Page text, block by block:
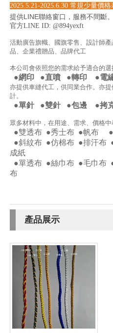
2025.5.21-2025.6.30 常規少量價格
提供LINE聯絡窗口，服務不間斷。
官方LINE ID: @894yexft
活動廣告旗幟、國旗零售、 設計師
品、企業禮贈品、品牌代工
本公司會依照您的需求給予適合的選
●網印 ●直噴 ●轉印 ●電
亦提供車縫代工，供同業合作。 亦提
計。
●單針●雙針 ●包邊 ●拷
眾多材料中，在用途、需求、價格中
●雙透布 ●秀士布 ●帆
●斜紋布 ●仿棉布 ●排汗布
成紙
●單透布 ●絲巾布 ●毛巾布
布
產品展示